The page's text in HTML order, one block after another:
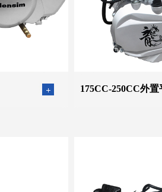
175CC-250CC外置